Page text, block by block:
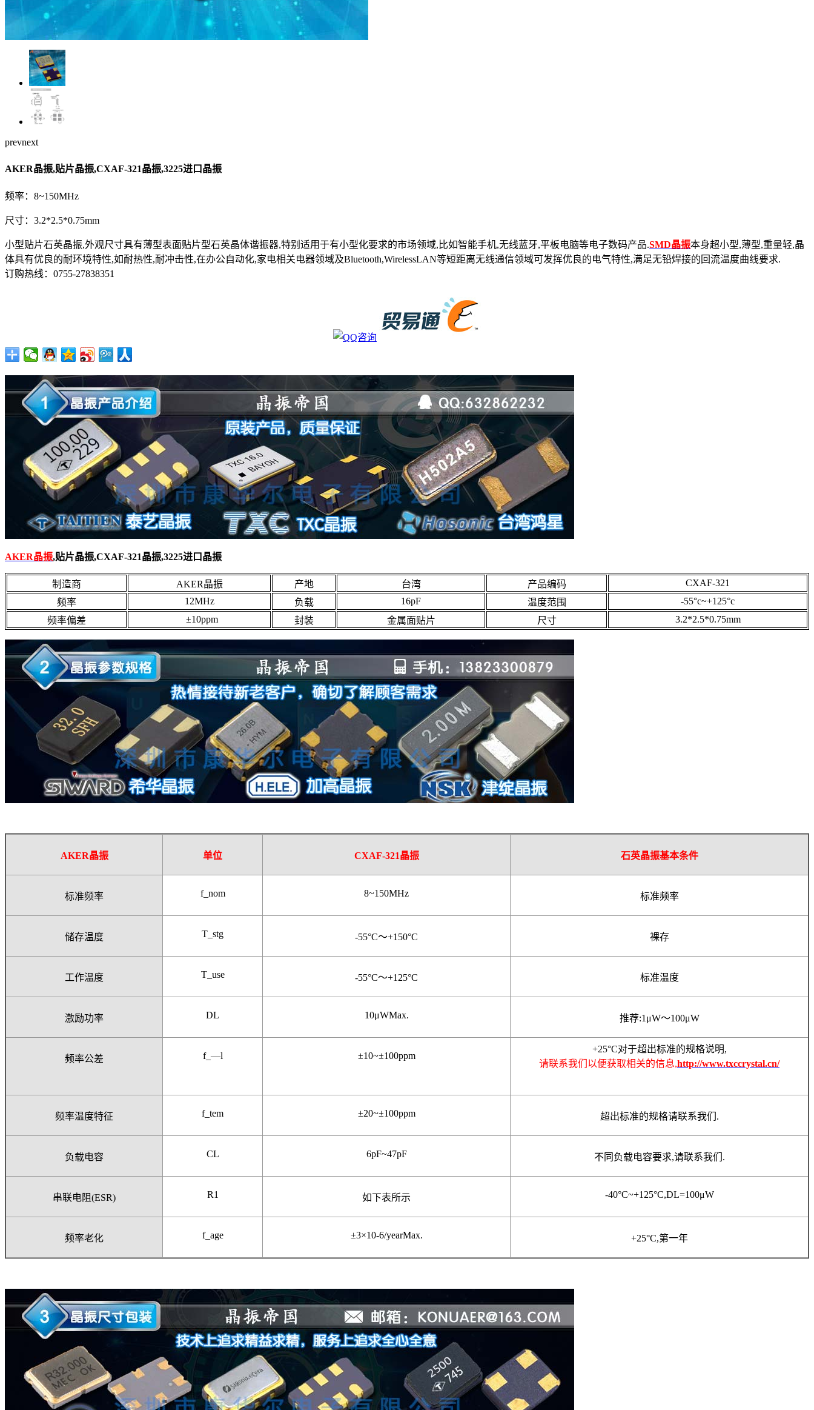
prevnext
AKER晶振,贴片晶振,CXAF-321晶振,3225进口晶振
频率：8~150MHz
尺寸：3.2*2.5*0.75mm
小型贴片石英晶振,外观尺寸具有薄型表面贴片型石英晶体谐振器,特别适用于有小型化要求的市场领域,比如智能手机,无线蓝牙,平板电脑等电子数码产品.SMD晶振本身超小型,薄型,重量轻,晶
体具有优良的耐环境特性,如耐热性,耐冲击性,在办公自动化,家电相关电器领域及Bluetooth,WirelessLAN等短距离无线通信领域可发挥优良的电气特性,满足无铅焊接的回流温度曲线要求.
订购热线： 0755-27838351
AKER晶振,贴片晶振,CXAF-321晶振,3225进口晶振
制造商 AKER晶振 产地 台湾 产品编码
CXAF-321
频率
12MHz 负载 16pF 温度范围
-55°c~+125°c
频率偏差
±10ppm 封装 金属面贴片 尺寸 3.2*2.5*0.75mm
AKER晶振 单位 CXAF-321晶振 石英晶振基本条件
标准频率 f_nom 8~150MHz 标准频率
储存温度 T_stg -55°C～+150°C 裸存
工作温度 T_use -55°C～+125°C 标准温度
激励功率 DL 10μWMax. 推荐:1μW～100μW
频率公差 f_—l ±10~±100ppm
+25°C对于超出标准的规格说明,
请联系我们以便获取相关的信息,http://www.txccrystal.cn/
频率温度特征 f_tem ±20~±100ppm 超出标准的规格请联系我们 .
负载电容 CL 6pF~47pF 不同负载电容要求,请联系我们 .
串联电阻(ESR) R1 如下表所示 -40°C~+125°C,DL=100μW
频率老化 f_age ±3×10-6/yearMax. +25°C,第一年